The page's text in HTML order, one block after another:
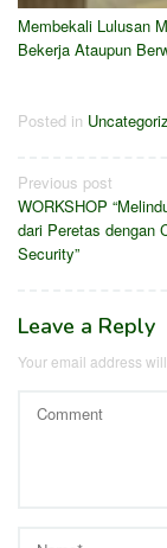
Membekali Lulusan
Bekerja Ataupun
Posted in
Post
navigation
Previous post
WORKSHOP
dari Peretas dengan
Security”
Leave a Reply
Your email address